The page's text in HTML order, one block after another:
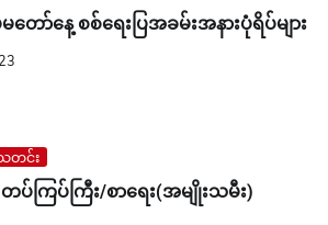
ော်နေ့ စစ်ရေးပြအခမ်းအနားပုံရိပ်များ
တင်း
ကြပ်ကြီး/စာရေး(အမျိုးသမီး)